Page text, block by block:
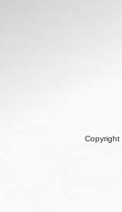
Copyright